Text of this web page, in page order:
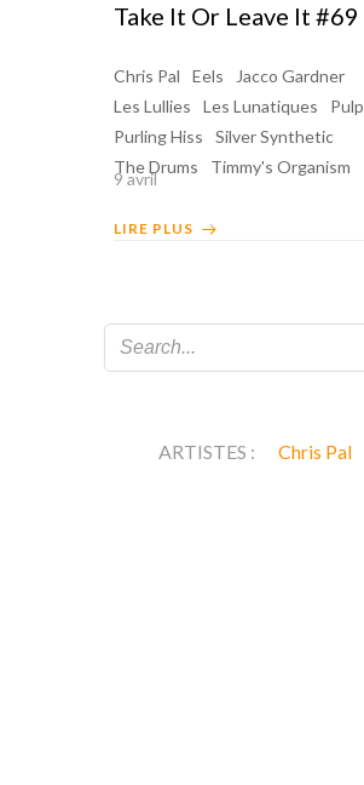
Take It Or Leave It #69
Chris Pal Eels
Jacco Gardner
Les Lullies
Les Lunatiques
Pulp
Purling Hiss
Silver Synthetic
The Drums
Timmy's Organism
9 avril
LIRE PLUS
ARTISTES : Chris Pal